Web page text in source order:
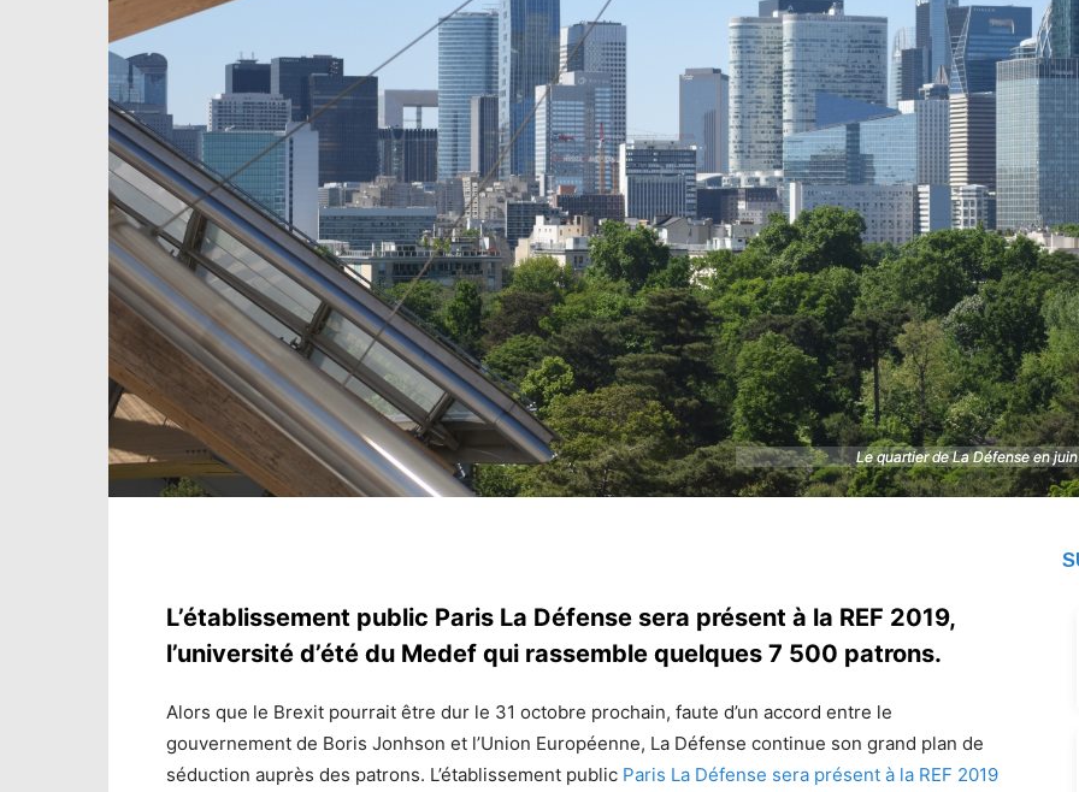
Le quartier de La Défense en
Le quartier de La Défense en
L’établissement public Paris La Défense sera présent à la REF 2019,
l’université d’été du Medef qui rassemble quelques 7 500 patrons.
Alors que le Brexit pourrait être dur le 31 octobre prochain, faute d’un accord entre le
gouvernement de Boris Jonhson et l’Union Européenne, La Défense continue son grand plan de
séduction auprès des patrons. L’établissement public Paris La Défense sera présent à la REF 2019